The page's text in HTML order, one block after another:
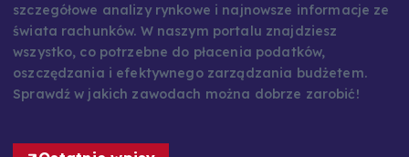
szczegółowe analizy rynkowe i najnowsze informacje ze
świata rachunków. W naszym portalu znajdziesz
wszystko, co potrzebne do płacenia podatków,
oszczędzania i efektywnego zarządzania budżetem.
Sprawdź w jakich zawodach można dobrze zarobić!